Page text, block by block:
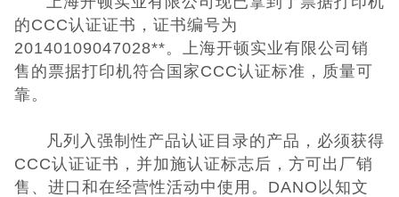
CE认证
UKCA认证
CE认证常见问
的CCC认证证书，证书编号为
20140109047028**。 上海开顿实业有限公司 销
售的票据打印机符合国家CCC认证标准，质量可
靠。
凡列入强制性产品认证目录的产品，必须获得
CCC认证证书，并加施认证标志后，方可出厂销
售、进口和在经营性活动中使用。DANO以知文